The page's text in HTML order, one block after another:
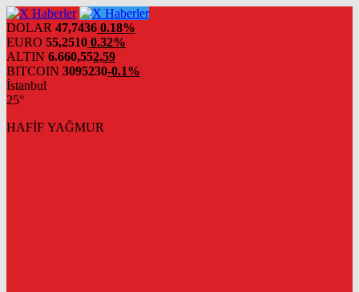
DOLAR 47,7436 0.18%
EURO 55,2510 0.32%
ALTIN 6.660,552,59
BITCOIN 3095230-0.1%
İstanbul
25°
HAFİF YAĞMUR